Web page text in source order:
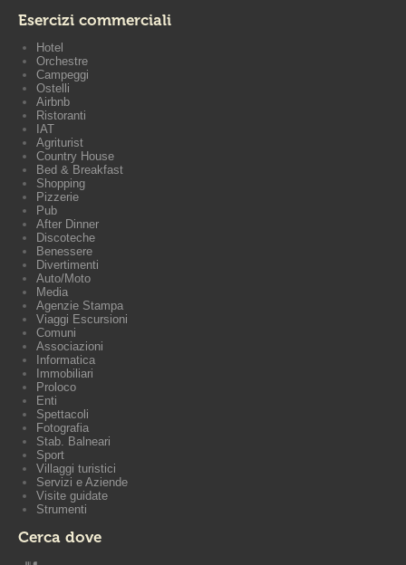
Esercizi commerciali
Hotel
Orchestre
Campeggi
Ostelli
Airbnb
Ristoranti
IAT
Agriturist
Country House
Bed & Breakfast
Shopping
Pizzerie
Pub
After Dinner
Discoteche
Benessere
Divertimenti
Auto/Moto
Media
Agenzie Stampa
Viaggi Escursioni
Comuni
Associazioni
Informatica
Immobiliari
Proloco
Enti
Spettacoli
Fotografia
Stab. Balneari
Sport
Villaggi turistici
Servizi e Aziende
Visite guidate
Strumenti
Cerca dove